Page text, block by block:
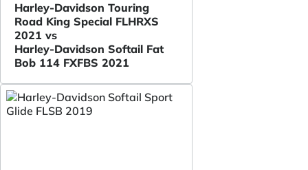
Harley-Davidson Touring
Road King Special FLHRXS
2021 vs
Harley-Davidson Softail Fat
Bob 114 FXFBS 2021